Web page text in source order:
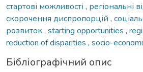
стартові можливості , регіональні
скорочення диспропорцій ,
розвиток, starting opportunities ,
reduction of disparities , socio-
Бібліографічний опис